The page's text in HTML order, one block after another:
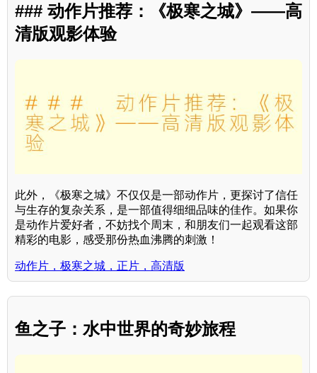
### 动作片推荐：《极寒之城》——高
清版观影体验
此外，《极寒之城》不仅仅是一部动作片，更探讨了信任
与生存的复杂关系，是一部值得细细品味的佳作。如果你
是动作片爱好者，不妨找个周末，和朋友们一起观看这部
精彩的电影，感受那份热血沸腾的刺激！
动作片，极寒之城，正片，高清版
鱼之子：水中世界的奇妙旅程